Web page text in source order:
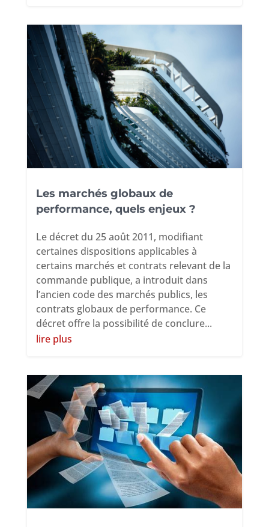
Les marchés globaux de
performance, quels enjeux ?
Le décret du 25 août 2011, modifiant
certaines dispositions applicables à
certains marchés et contrats relevant de la
commande publique, a introduit dans
l’ancien code des marchés publics, les
contrats globaux de performance. Ce
décret offre la possibilité de conclure...
lire plus